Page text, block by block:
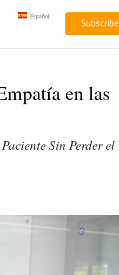
Subscribe
Español
en las
Sin Perder el